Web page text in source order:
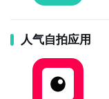
人气自拍应用